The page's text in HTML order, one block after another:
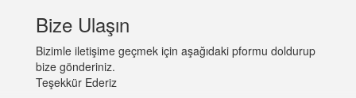
Bize Ulaşın
Bizimle iletişime geçmek için aşağıdaki pformu doldurup
bize gönderiniz.
Teşekkür Ederiz